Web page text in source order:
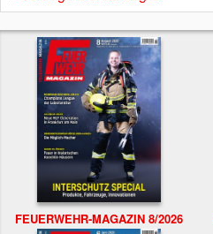
FEUERWEHR-MAGAZIN 8/2026